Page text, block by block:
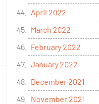
April 2022
March 2022
February 2022
January 2022
December 2021
November 2021